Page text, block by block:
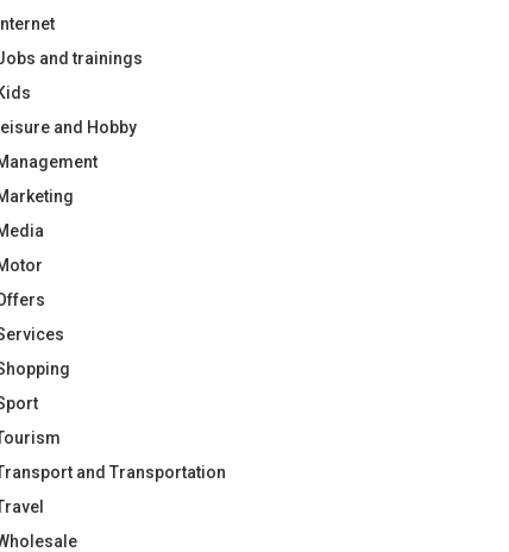
Internet
and trainings
leisure and Hobby
and Transportation